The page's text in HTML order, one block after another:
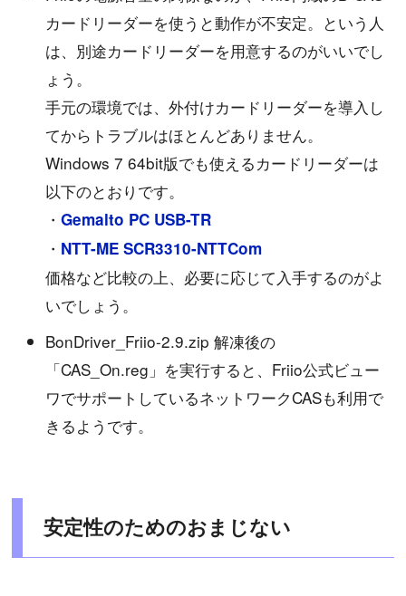
カードリーダーを使うと動作が不安定。という人
は、別途カードリーダーを用意するのがいいでし
ょう。
手元の環境では、外付けカードリーダーを導入し
てからトラブルはほとんどありません。
Windows 7 64bit版でも使えるカードリーダーは
以下のとおりです。
・Gemalto PC USB-TR
・ NTT-ME SCR3310-NTTCom
価格など比較の上、必要に応じて入手するのがよ
いでしょう。
BonDriver_Friio-2.9.zip 解凍後の
「CAS_On.reg」を実行すると、Friio公式ビュー
ワでサポートしているネットワークCASも利用で
きるようです。
安定性のためのおまじない